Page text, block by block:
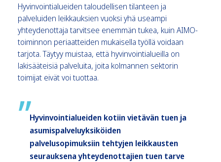
Hyvinvointialueiden taloudellisen tilanteen ja
palveluiden leikkauksien vuoksi yhä useampi
yhteydenottaja tarvitsee enemmän tukea, kuin AIMO-
toiminnon periaatteiden mukaisella työllä voidaan
tarjota. Täytyy muistaa, että hyvinvointialueilla on
lakisääteisiä palveluita, joita kolmannen sektorin
toimijat eivät voi tuottaa.
Hyvinvointialueiden kotiin vietävän tuen ja
asumispalveluyksiköiden
palvelusopimuksiin tehtyjen leikkausten
seurauksena yhteydenottajien tuen tarve